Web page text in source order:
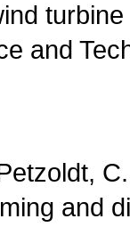
and
and